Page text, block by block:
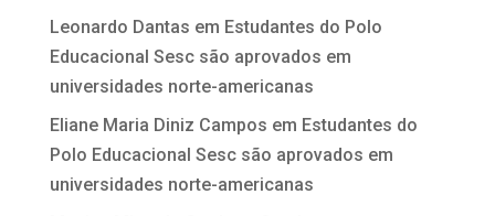
Leonardo Dantas em Estudantes do Polo
Educacional Sesc são aprovados em
universidades norte-americanas
Eliane Maria Diniz Campos em Estudantes do
Polo Educacional Sesc são aprovados em
universidades norte-americanas